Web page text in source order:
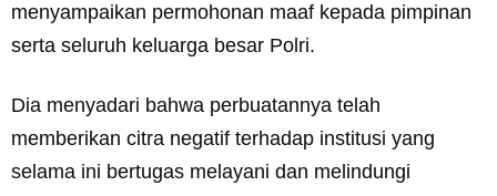
menyampaikan permohonan maaf kepada pimpinan
serta seluruh keluarga besar Polri.
Dia menyadari bahwa perbuatannya telah
memberikan citra negatif terhadap institusi yang
selama ini bertugas melayani dan melindungi